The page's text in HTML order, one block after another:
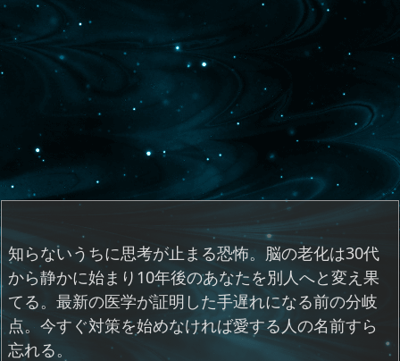
知らないうちに思考が止まる恐怖。脳の老化は30代
から静かに始まり10年後のあなたを別人へと変え果
てる。最新の医学が証明した手遅れになる前の分岐
点。今すぐ対策を始めなければ愛する人の名前すら
忘れる。